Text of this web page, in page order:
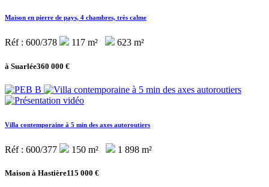
Maison en pierre de pays, 4 chambres, très calme
Réf : 600/378 117 m² 623 m²
à Suarlée360 000 €
Villa contemporaine à 5 min des axes autoroutiers
Réf : 600/377 150 m² 1 898 m²
Maison à Hastière115 000 €